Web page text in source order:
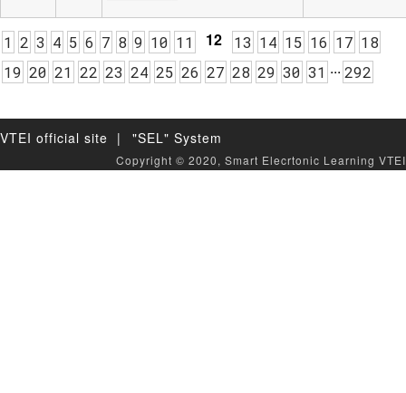
1 2 3 4 5 6 7 8 9 10 11 12 13 14 15 16 17 18
19 20 21 22 23 24 25 26 27 28 29 30 31 ... 292
VTEI official site | "SEL" System
Copyright © 2020, Smart Elecrtonic Learning VTEI